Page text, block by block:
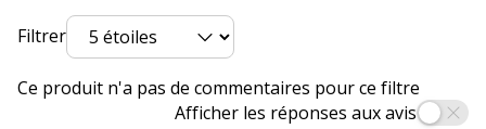
Filtrer
Ce produit n'a pas de commentaires pour ce filtre
Afficher les réponses aux avis